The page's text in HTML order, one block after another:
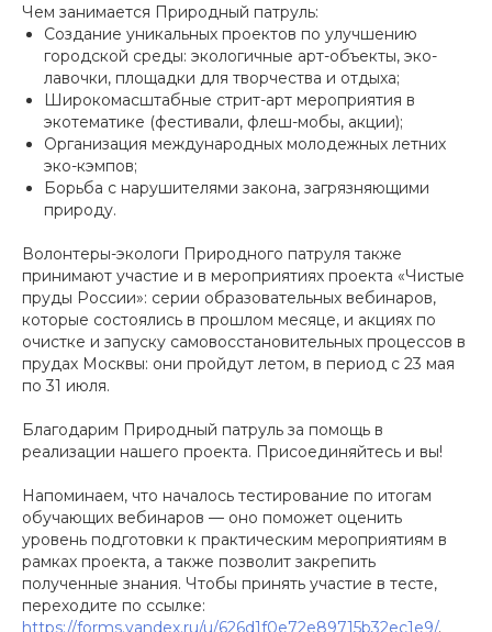
Чем занимается Природный патруль:
Создание уникальных проектов по улучшению
городской среды: экологичные арт-объекты, эко-
лавочки, площадки для творчества и отдыха;
Широкомасштабные стрит-арт мероприятия в
экотематике (фестивали, флеш-мобы, акции);
Организация международных молодежных летних
эко-кэмпов;
Борьба с нарушителями закона, загрязняющими
природу.
Волонтеры-экологи Природного патруля также
принимают участие и в мероприятиях проекта «Чистые
пруды России»: серии образовательных вебинаров,
которые состоялись в прошлом месяце, и акциях по
очистке и запуску самовосстановительных процессов в
прудах Москвы: они пройдут летом, в период с 23 мая
по 31 июля.
Благодарим Природный патруль за помощь в
реализации нашего проекта. Присоединяйтесь и вы!
Напоминаем, что началось тестирование по итогам
обучающих вебинаров — оно поможет оценить
уровень подготовки к практическим мероприятиям в
рамках проекта, а также позволит закрепить
полученные знания. Чтобы принять участие в тесте,
переходите по ссылке:
https://forms.yandex.ru/u/626d1f0e72e89715b32ec1e9/.